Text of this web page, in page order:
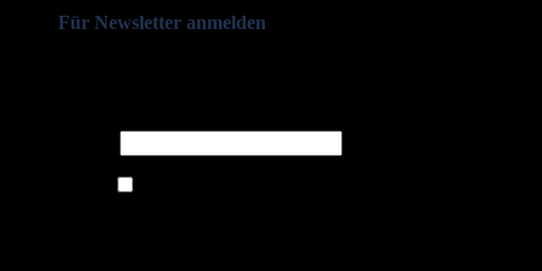
Für Newsletter anmelden